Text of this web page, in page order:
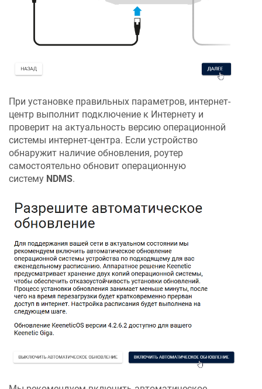
При установке правильных параметров, интернет-
центр выполнит подключение к Интернету и
проверит на актуальность версию операционной
системы интернет-центра. Если устройство
обнаружит наличие обновления, роутер
самостоятельно обновит операционную
систему NDMS.